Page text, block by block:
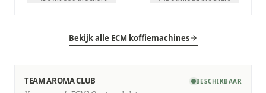
Bekijk alle ECM koffiemachines
TEAM AROMA CLUB BESCHIKBAAR